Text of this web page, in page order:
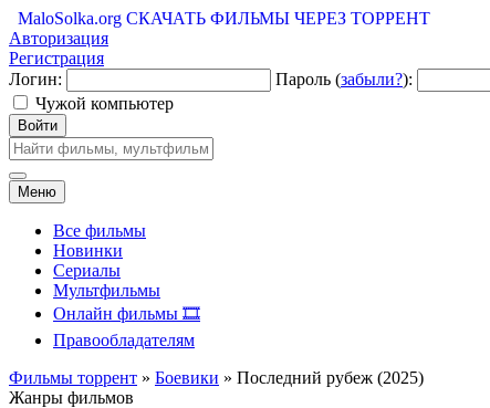
MaloSolka.org СКАЧАТЬ ФИЛЬМЫ ЧЕРЕЗ ТОРРЕНТ
Авторизация
Регистрация
Логин:
Пароль (забыли?):
Чужой компьютер
Войти
Меню
Все фильмы
Новинки
Сериалы
Мультфильмы
Онлайн фильмы 🎞️
Правообладателям
Фильмы торрент » Боевики » Последний рубеж (2025)
Жанры фильмов